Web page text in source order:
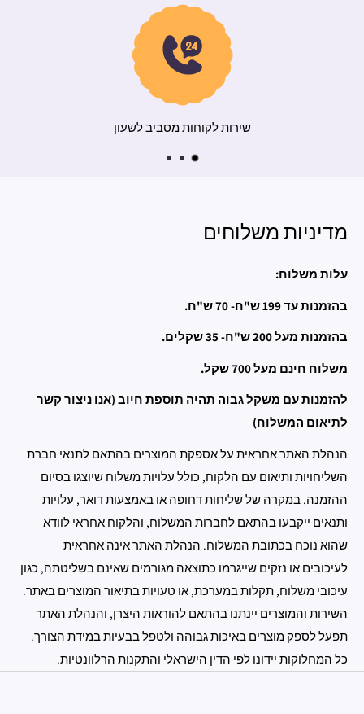
משלוח מהיר
מדיניות משלוחים
עלות משלוח:
בהזמנות עד 199 ש"ח- 70 ש"ח.
בהזמנות מעל 200 ש"ח- 35 שקלים.
משלוח חינם מעל 700 שקל.
להזמנות עם משקל גבוה תהיה תוספת חיוב (אנו ניצור קשר
לתיאום המשלוח)
הנהלת האתר אחראית על אספקת המוצרים בהתאם לתנאי חברת
השליחויות ותיאום עם הלקוח, כולל עלויות משלוח שיוצגו בסיום
ההזמנה. במקרה של שליחות דחופה או באמצעות דואר, עלויות
ותנאים ייקבעו בהתאם לחברות המשלוח, והלקוח אחראי לוודא
שהוא נוכח בכתובת המשלוח. הנהלת האתר אינה אחראית
לעיכובים או נזקים שייגרמו כתוצאה מגורמים שאינם בשליטתה, כגון
עיכובי משלוח, תקלות במערכת, או טעויות בתיאור המוצרים באתר.
השירות והמוצרים יינתנו בהתאם להוראות היצרן, והנהלת האתר
תפעל לספק מוצרים באיכות גבוהה ולטפל בבעיות במידת הצורך.
כל המחלוקות יידונו לפי הדין הישראלי והתקנות הרלוונטיות.